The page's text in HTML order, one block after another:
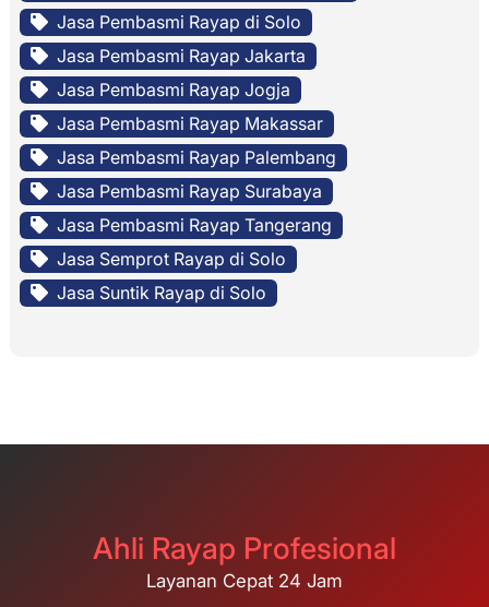
Jasa Pembasmi Rayap di Solo
Jasa Pembasmi Rayap Jakarta
Jasa Pembasmi Rayap Jogja
Jasa Pembasmi Rayap Makassar
Jasa Pembasmi Rayap Palembang
Jasa Pembasmi Rayap Surabaya
Jasa Pembasmi Rayap Tangerang
Jasa Semprot Rayap di Solo
Jasa Suntik Rayap di Solo
Ahli Rayap Profesional
Layanan Cepat 24 Jam